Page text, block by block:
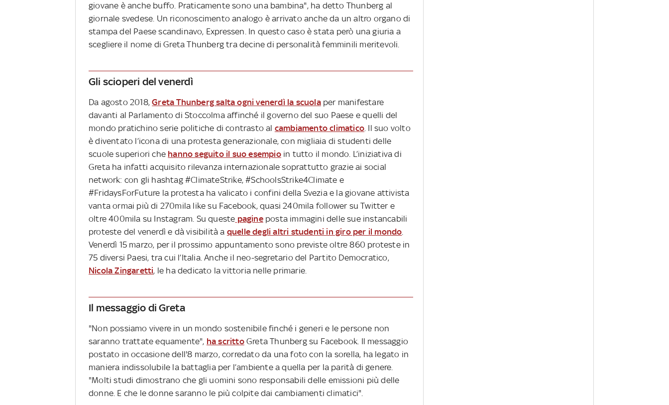
giovane è anche buffo. Praticamente sono una bambina", ha detto Thunberg al
giornale svedese. Un riconoscimento analogo è arrivato anche da un altro organo di
stampa del Paese scandinavo, Expressen. In questo caso è stata però una giuria a
scegliere il nome di Greta Thunberg tra decine di personalità femminili meritevoli.
Gli scioperi del venerdì
Da agosto 2018,Greta Thunberg salta ogni venerdì la scuolaper manifestare
davanti al Parlamento di Stoccolma affinché il governo del suo Paese e quelli del
mondo pratichino serie politiche di contrasto al cambiamento climatico. Il suo volto
è diventato l’icona di una protesta generazionale, con migliaia di studenti delle
scuole superiori che hanno seguito il suo esempioin tutto il mondo. L’iniziativa di
Greta ha infatti acquisito rilevanza internazionale soprattutto grazie ai social
network: con gli hashtag #ClimateStrike, #SchoolsStrike4Climate e
#FridaysForFuture la protesta ha valicato i confini della Svezia e la giovane attivista
vanta ormai più di 270mila like su Facebook, quasi 240mila follower su Twitter e
oltre 400mila su Instagram. Su queste pagineposta immagini delle sue instancabili
proteste del venerdì e dà visibilità a quelle degli altri studenti in giro per il mondo.
Venerdì 15 marzo, per il prossimo appuntamento sono previste oltre 860 proteste in
75 diversi Paesi, tra cui l’Italia. Anche il neo-segretario del Partito Democratico,
Nicola Zingaretti, le ha dedicato la vittoria nelle primarie.
Il messaggio di Greta
"Non possiamo vivere in un mondo sostenibile finché i generi e le persone non
saranno trattate equamente", ha scrittoGreta Thunberg su Facebook. Il messaggio
postato in occasione dell'8 marzo, corredato da una foto con la sorella, ha legato in
maniera indissolubile la battaglia per l’ambiente a quella per la parità di genere.
"Molti studi dimostrano che gli uomini sono responsabili delle emissioni più delle
donne. E che le donne saranno le più colpite dai cambiamenti climatici".